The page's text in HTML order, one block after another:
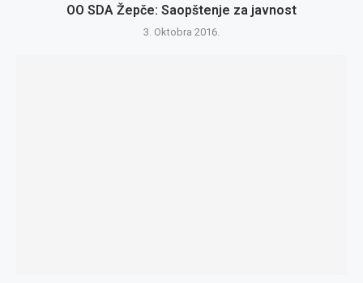
OO SDA Žepče: Saopštenje za javnost
3. Oktobra 2016.